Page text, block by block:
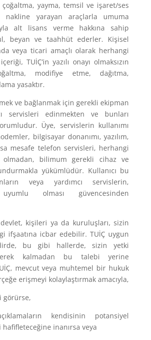
yayma, temsil ve işaret/ses
nakline yarayan araçlarla umuma
alt lisans verme hakkına sahip
beyan ve taahhüt ederler. Kişisel
veya ticari amaçlı olarak herhangi
TUİÇ’in yazılı onayı olmaksızın
modifiye etme, dağıtma,
yasaktır.
ve bağlanmak için gerekli ekipman
servisleri edinmekten ve bunları
Üye, servislerin kullanımı
bilgisayar donanımı, yazılım,
mesafe telefon servisleri, herhangi
olmadan, bilimum gerekli cihaz ve
yükümlüdür. Kullanıcı bu
veya yardımcı servislerin,
uyumlu olması güvencesinden
kişileri ya da kuruluşları, sizin
ifşaatına icbar edebilir. TUİÇ uygun
bu gibi hallerde, sizin yetki
kalmadan bu talebi yerine
mevcut veya muhtemel bir hukuk
erişmeyi kolaylaştırmak amacıyla,
görürse,
kendisinin potansiyel
inanırsa veya